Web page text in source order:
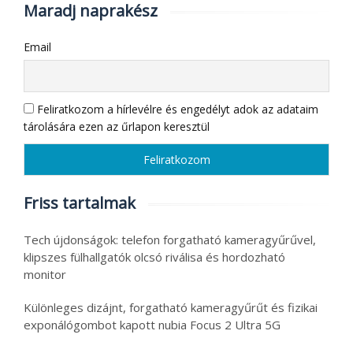
Maradj naprakész
Email
Feliratkozom a hírlevélre és engedélyt adok az adataim
tárolására ezen az űrlapon keresztül
Friss tartalmak
Tech újdonságok: telefon forgatható kameragyűrűvel,
klipszes fülhallgatók olcsó riválisa és hordozható
monitor
Különleges dizájnt, forgatható kameragyűrűt és fizikai
exponálógombot kapott nubia Focus 2 Ultra 5G